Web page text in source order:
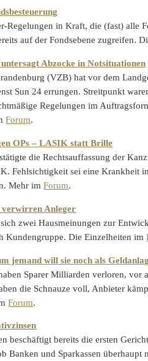
Regelungen in Kraft, die (fast) alle
auf der Fondsebene zugreifen.
Abzocke in Notsituationen
(VZB) hat vor dem
Sun 24 errungen. Streitpunkt
Regelungen im
Forum.
OPs – LASIK statt Brille
die Rechtsauffassung der
Fehlsichtigkeit sei eine Krankheit
Mehr imForum.
verwirren Anleger
zwei Hausmeinungen zur
Kundengruppe. Die Einzelheiten im
jemand will sie noch als
Sparer Milliarden verloren, vor
die Schnauze voll, Anbieter
Forum.
beschäftigt bereits die ersten
Banken und Sparkassen überhaupt